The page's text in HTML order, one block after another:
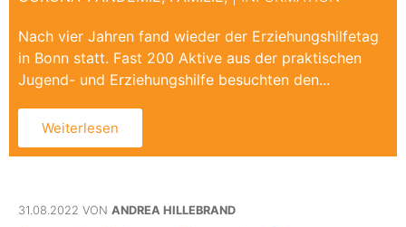
Nach vier Jahren fand wieder der Erziehungshilfetag
in Bonn statt. Fast 200 Aktive aus der praktischen
Jugend- und Erziehungshilfe besuchten den...
Weiterlesen
31.08.2022 VON ANDREA HILLEBRAND